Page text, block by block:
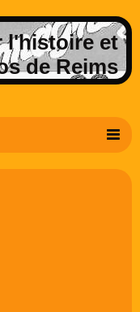
l'histoire et
de Reims